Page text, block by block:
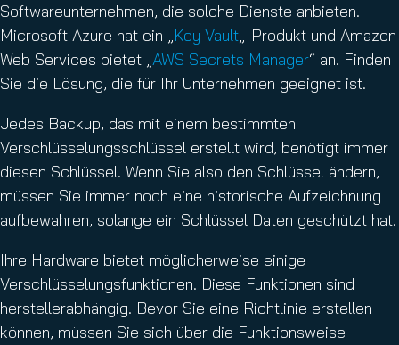
Softwareunternehmen, die solche Dienste anbieten.
Microsoft Azure hat ein „Key Vault„-Produkt und Amazon
Web Services bietet „AWS Secrets Manager“ an. Finden
Sie die Lösung, die für Ihr Unternehmen geeignet ist.
Jedes Backup, das mit einem bestimmten
Verschlüsselungsschlüssel erstellt wird, benötigt immer
diesen Schlüssel. Wenn Sie also den Schlüssel ändern,
müssen Sie immer noch eine historische Aufzeichnung
aufbewahren, solange ein Schlüssel Daten geschützt hat.
Ihre Hardware bietet möglicherweise einige
Verschlüsselungsfunktionen. Diese Funktionen sind
herstellerabhängig. Bevor Sie eine Richtlinie erstellen
können, müssen Sie sich über die Funktionsweise